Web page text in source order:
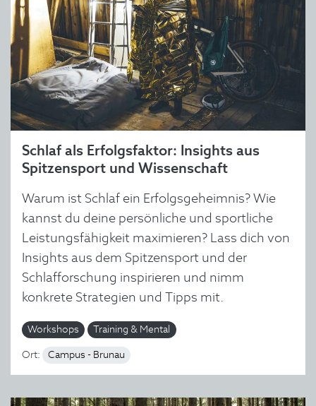
Schlaf als Erfolgsfaktor: Insights aus
Spitzensport und Wissenschaft
Warum ist Schlaf ein Erfolgsgeheimnis? Wie
kannst du deine persönliche und sportliche
Leistungsfähigkeit maximieren? Lass dich von
Insights aus dem Spitzensport und der
Schlafforschung inspirieren und nimm
konkrete Strategien und Tipps mit.
Workshops Training & Mental
Ort: Campus - Brunau